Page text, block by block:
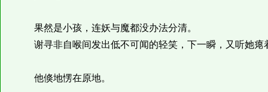
果然是小孩，连妖与魔都没办法分清。
谢寻非自喉间发出低不可闻的轻笑，下一瞬，又听她瘪
他倏地愣在原地。